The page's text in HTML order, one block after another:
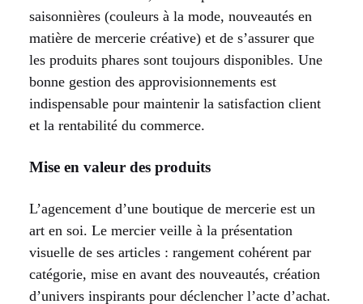
saisonnières (couleurs à la mode, nouveautés en
matière de mercerie créative) et de s’assurer que
les produits phares sont toujours disponibles. Une
bonne gestion des approvisionnements est
indispensable pour maintenir la satisfaction client
et la rentabilité du commerce.
Mise en valeur des produits
L’agencement d’une boutique de mercerie est un
art en soi. Le mercier veille à la présentation
visuelle de ses articles : rangement cohérent par
catégorie, mise en avant des nouveautés, création
d’univers inspirants pour déclencher l’acte d’achat.